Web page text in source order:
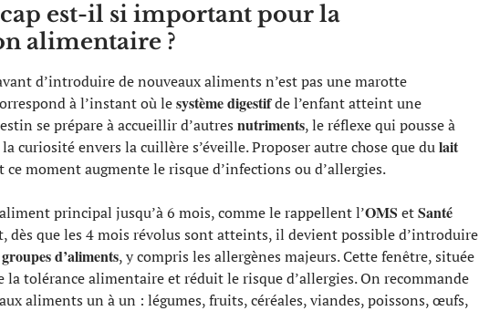
est-il si important pour la
alimentaire ?
d’introduire de nouveaux aliments n’est pas une marotte
à l’instant où lesystème digestifde l’enfant atteint une
se prépare à accueillir d’autres nutriments, le réflexe qui pousse à
curiosité envers la cuillère s’éveille. Proposer autre chose que dulait
ce moment augmente le risque d’infections ou d’allergies.
principal jusqu’à 6 mois, comme le rappellent l’OMS etSanté
dès que les 4 mois révolus sont atteints, il devient possible d’introduire
groupes d’aliments, y compris les allergènes majeurs. Cette fenêtre, située
la tolérance alimentaire et réduit le risque d’allergies. On recommande
aliments un à un : légumes, fruits, céréales, viandes, poissons, œufs,